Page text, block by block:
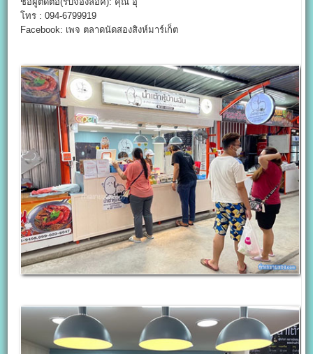
โทร : 094-6799919
Facebook: เพจ ตลาดนัดสองสิงห์มาร์เก็ต